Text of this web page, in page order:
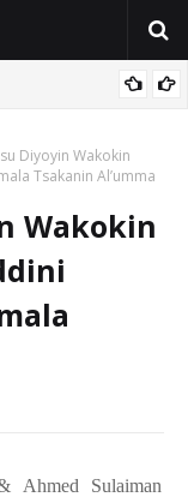
Diyoyin Wakokin
Tsakanin Al’umma
Wakokin
Ahmed Sulaiman